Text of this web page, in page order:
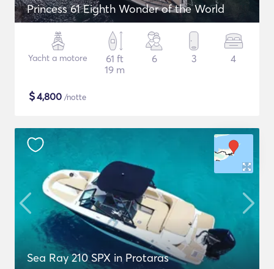
Princess 61 Eighth Wonder of the World
Yacht a motore
61 ft
19 m
6 3 4
$4,800 /notte
Sea Ray 210 SPX in Protaras